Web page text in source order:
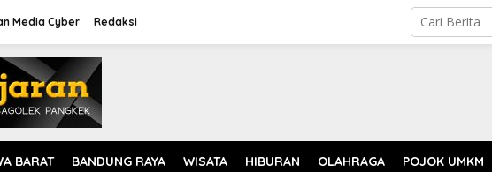
Media Cyber Redaksi
BARAT BANDUNG RAYA WISATA HIBURAN OLAHRAGA POJOK UMKM